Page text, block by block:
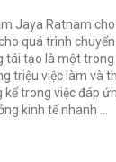
Jaya Ratnam
quá trình
tái tạo là một
triệu việc làm và
trong việc đáp
kinh tế nhanh …